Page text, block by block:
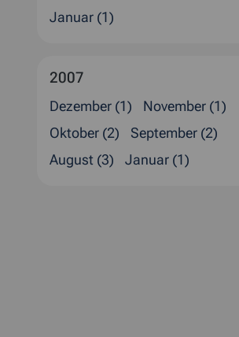
Januar (1)
2007
Dezember (1)
November (1)
Oktober (2)
September (2)
August (3)
Januar (1)